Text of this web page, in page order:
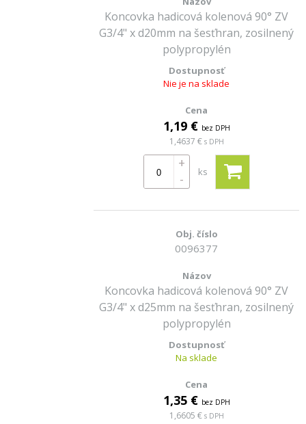
Koncovka hadicová kolenová 90° ZV
G3/4" x d20mm na šesťhran, zosilnený
polypropylén
Nie je na sklade
1,19 € bez DPH
1,4637 € s DPH
+
-
ks
0096377
Koncovka hadicová kolenová 90° ZV
G3/4" x d25mm na šesťhran, zosilnený
polypropylén
Na sklade
1,35 € bez DPH
1,6605 € s DPH